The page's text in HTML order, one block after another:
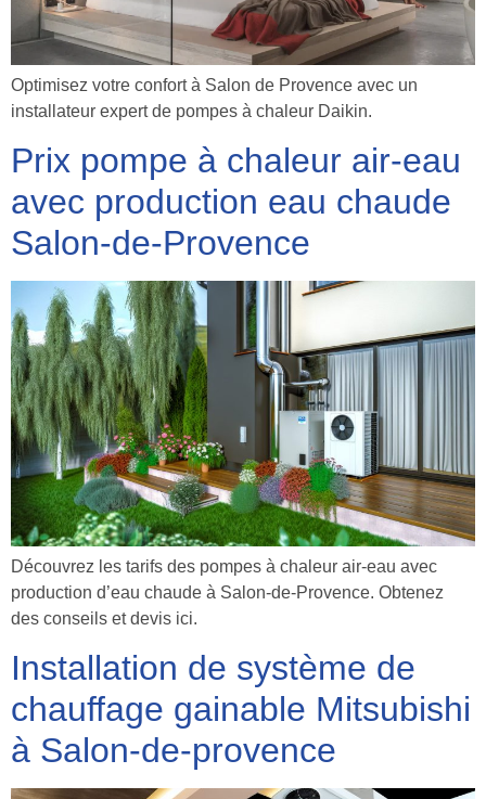
Optimisez votre confort à Salon de Provence avec un
installateur expert de pompes à chaleur Daikin.
Prix pompe à chaleur air-eau
avec production eau chaude
Salon-de-Provence
Découvrez les tarifs des pompes à chaleur air-eau avec
production d’eau chaude à Salon-de-Provence. Obtenez
des conseils et devis ici.
Installation de système de
chauffage gainable Mitsubishi
à Salon-de-provence